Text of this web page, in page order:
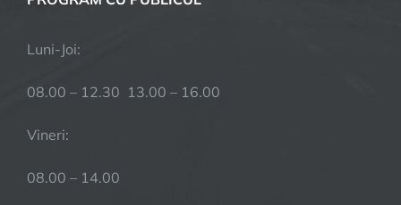
Luni-Joi:
08.00 – 12.30 13.00 – 16.00
Vineri:
08.00 – 14.00